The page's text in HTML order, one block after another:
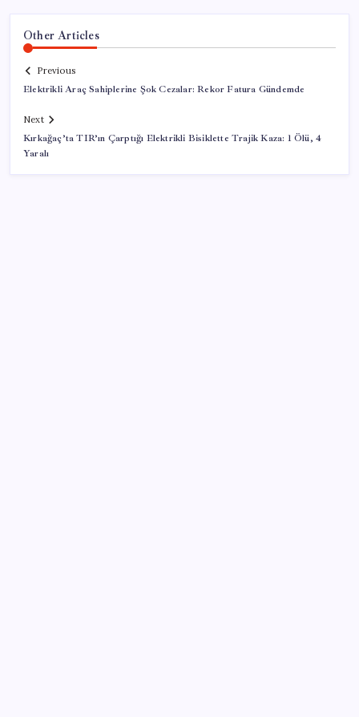
Other Articles
Previous
Elektrikli Araç Sahiplerine Şok Cezalar: Rekor Fatura Gündemde
Next
Kırkağaç’ta TIR’ın Çarptığı Elektrikli Bisiklette Trajik Kaza: 1 Ölü, 4
Yaralı